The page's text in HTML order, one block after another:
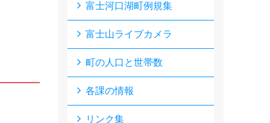
富士河口湖町例規集
富士山ライブカメラ
町の人口と世帯数
各課の情報
リンク集